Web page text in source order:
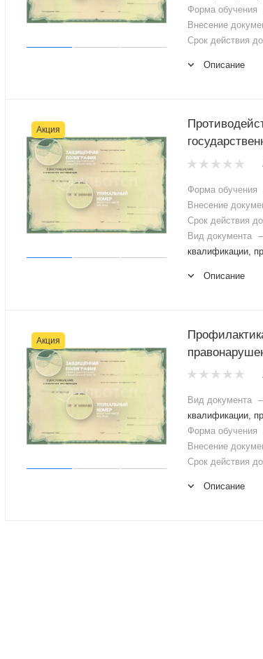
Форма обучения
Внесение
Срок действия
Описание
Акция
Форма обучения
Внесение
Срок действия
Вид документа
квалификации,
Описание
Акция
Вид документа
квалификации,
Форма обучения
Внесение
Срок действия
Описание